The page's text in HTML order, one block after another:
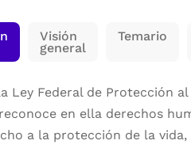
Visión
general
Temario
Ley Federal de Protección al
en ella derechos
a la protección de la vida,